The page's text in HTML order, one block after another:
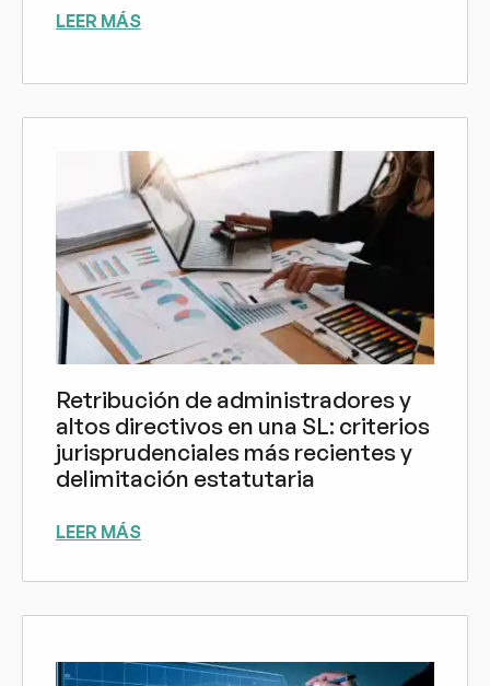
LEER MÁS
Retribución de administradores y
altos directivos en una SL: criterios
jurisprudenciales más recientes y
delimitación estatutaria
LEER MÁS